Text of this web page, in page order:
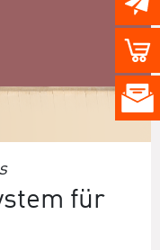
für